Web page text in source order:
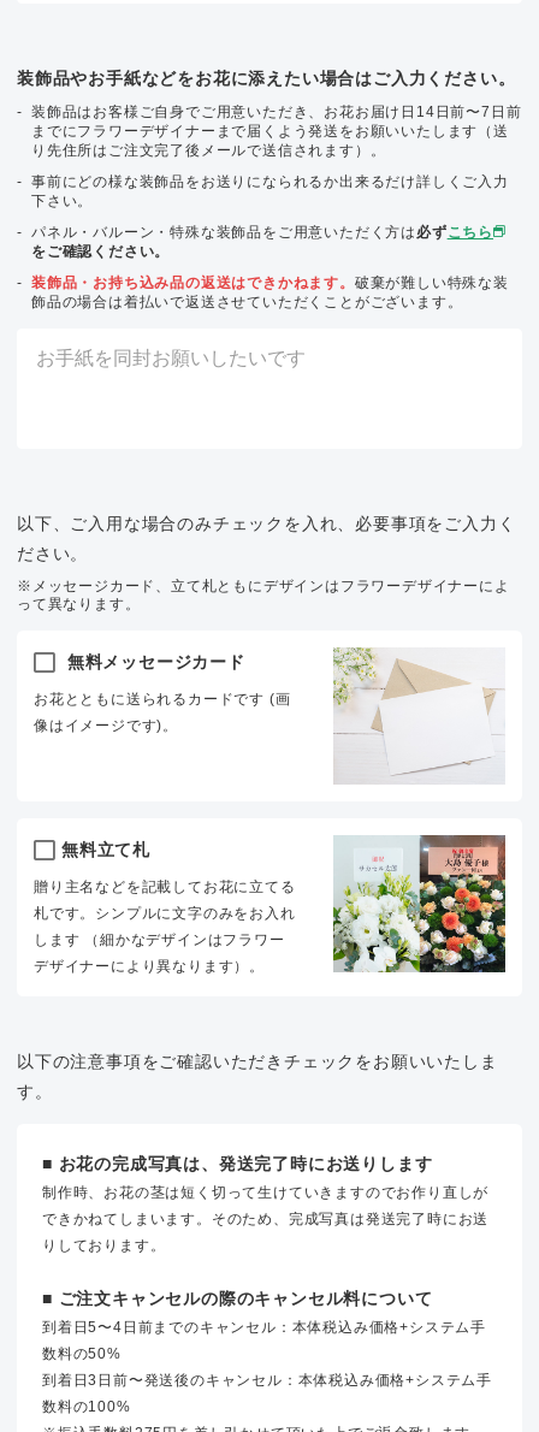
装飾品やお手紙などをお花に添えたい場合はご入力ください。
装飾品はお客様ご自身でご用意いただき、お花お届け日14日前〜7日前
までにフラワーデザイナーまで届くよう発送をお願いいたします（送
り先住所はご注文完了後メールで送信されます）。
事前にどの様な装飾品をお送りになられるか出来るだけ詳しくご入力
下さい。
パネル・バルーン・特殊な装飾品をご用意いただく方は 必ずこちら
をご確認ください。
装飾品・お持ち込み品の返送はできかねます。 破棄が難しい特殊な装
飾品の場合は着払いで返送させていただくことがございます。
以下、ご入用な場合のみチェックを入れ、必要事項をご入力く
ださい。
※メッセージカード、立て札ともにデザインはフラワーデザイナーによ
って異なります。
無料メッセージカード
お花とともに送られるカードです (画
像はイメージです)。
無料立て札
贈り主名などを記載してお花に立てる
札です。シンプルに文字のみをお入れ
します （細かなデザインはフラワー
デザイナーにより異なります）。
以下の注意事項をご確認いただきチェックをお願いいたしま
す。
■ お花の完成写真は、発送完了時にお送りします
制作時、お花の茎は短く切って生けていきますのでお作り直しが
できかねてしまいます。そのため、完成写真は発送完了時にお送
りしております。
■ ご注文キャンセルの際のキャンセル料について
到着日5〜4日前までのキャンセル：本体税込み価格+システム手
数料の50%
到着日3日前〜発送後のキャンセル：本体税込み価格+システム手
数料の100%